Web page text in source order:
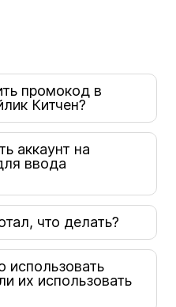
промокод в
Китчен?
аккаунт на
ввода
что делать?
использовать
их использовать